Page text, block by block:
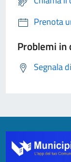
Prenota
Problemi in
Segnala